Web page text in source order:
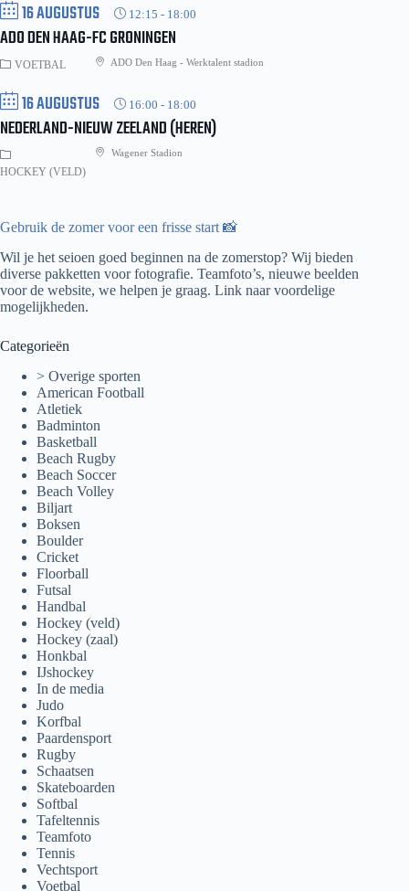
16 AUGUSTUS 12:15 - 18:00
ADO DEN HAAG-FC GRONINGEN
ADO Den Haag - Werktalent stadion
VOETBAL
16 AUGUSTUS 16:00 - 18:00
NEDERLAND-NIEUW ZEELAND (HEREN)
Wagener Stadion
HOCKEY (VELD)
Gebruik de zomer voor een frisse start 📸
Wil je het seioen goed beginnen na de zomerstop? Wij bieden
diverse pakketten voor fotografie. Teamfoto’s, nieuwe beelden
voor de website, we helpen je graag. Link naar voordelige
mogelijkheden.
Categorieën
> Overige sporten
American Football
Atletiek
Badminton
Basketball
Beach Rugby
Beach Soccer
Beach Volley
Biljart
Boksen
Boulder
Cricket
Floorball
Futsal
Handbal
Hockey (veld)
Hockey (zaal)
Honkbal
IJshockey
In de media
Judo
Korfbal
Paardensport
Rugby
Schaatsen
Skateboarden
Softbal
Tafeltennis
Teamfoto
Tennis
Vechtsport
Voetbal